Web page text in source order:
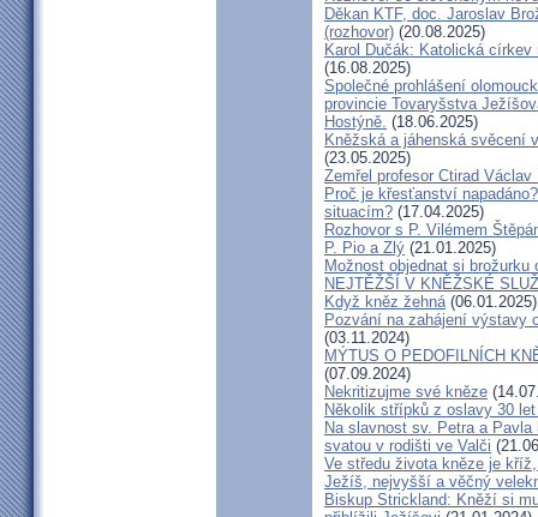
Děkan KTF, doc. Jaroslav
(rozhovor) (20.08.2025)
Karol Dučák: Katolická
(16.08.2025)
Společné prohlášení
provincie Tovaryšstva
Hostýně. (18.06.2025)
Kněžská a jáhenská svěcení
(23.05.2025)
Zemřel profesor Ctirad
Proč je křesťanství
situacím? (17.04.2025)
Rozhovor s P. Vilémem
P. Pio a Zlý (21.01.2025)
Možnost objednat si
NEJTĚŽŠÍ V KNĚŽSKÉ
Když kněz žehná(06.01.2025)
Pozvání na zahájení výstavy
(03.11.2024)
MÝTUS O PEDOFILNÍCH
(07.09.2024)
Nekritizujme své kněze
Několik střípků z oslavy 30
Na slavnost sv. Petra a
svatou v rodišti ve Valči
Ve středu života kněze je
Ježíš, nejvyšší a věčný
Biskup Strickland: Kněží si